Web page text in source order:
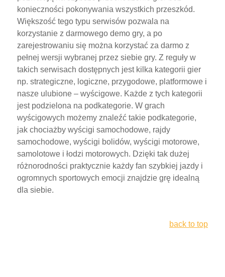
konieczności pokonywania wszystkich przeszkód.
Większość tego typu serwisów pozwala na
korzystanie z darmowego demo gry, a po
zarejestrowaniu się można korzystać za darmo z
pełnej wersji wybranej przez siebie gry. Z reguły w
takich serwisach dostępnych jest kilka kategorii gier
np. strategiczne, logiczne, przygodowe, platformowe i
nasze ulubione – wyścigowe. Każde z tych kategorii
jest podzielona na podkategorie. W grach
wyścigowych możemy znaleźć takie podkategorie,
jak chociażby wyścigi samochodowe, rajdy
samochodowe, wyścigi bolidów, wyścigi motorowe,
samolotowe i łodzi motorowych. Dzięki tak dużej
różnorodności praktycznie każdy fan szybkiej jazdy i
ogromnych sportowych emocji znajdzie grę idealną
dla siebie.
back to top